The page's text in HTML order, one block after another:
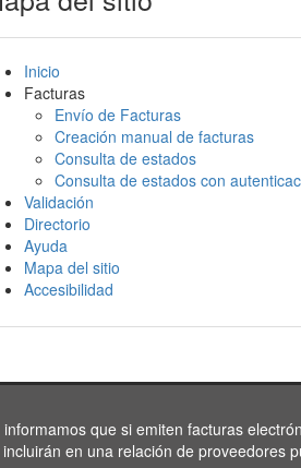
Inicio
Facturas
Envío de Facturas
Creación manual de facturas
Consulta de estados
Consulta de estados con
Validación
Directorio
Ayuda
Mapa del sitio
Accesibilidad
informamos que si emiten facturas
en una relación de proveedores